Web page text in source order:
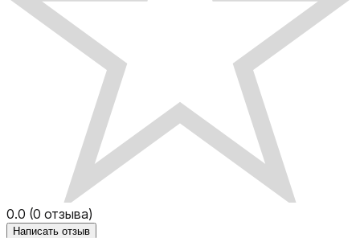
0.0 (0 отзыва)
Написать отзыв